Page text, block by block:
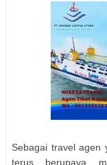
Sebagai travel agen
terus berupaya